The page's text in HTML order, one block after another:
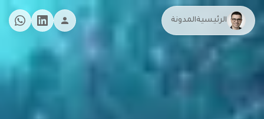
الرئيسيةالمدونة